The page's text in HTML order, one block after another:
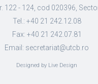
122 - 124, cod 020396,
Tel.: +40 21 242.12.08
Fax: +40 21 242.07.81
Email: secretariat@utcb.ro
Designed by Live Design